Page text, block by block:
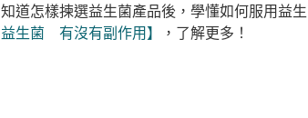
知道怎樣揀選益生菌產品後，學懂如何服用益
益生菌 有沒有副作用】
，了解更多！